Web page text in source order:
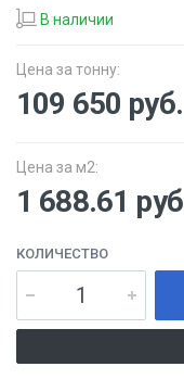
В наличии
Цена за тонну:
109 650 руб.
Цена за м2:
1 688.61 руб
КОЛИЧЕСТВО